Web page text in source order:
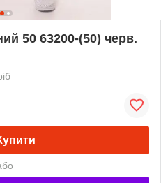
50 63200-(50) черв.